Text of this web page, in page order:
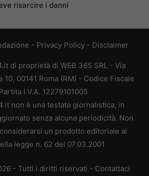
risarcire i danni
- Privacy Policy - Disclaimer
di proprietà di WEB 365 SRL - Via
10, 00141 Roma (RM) - Codice Fiscale
I.V.A. 12279101005
non è una testata giornalistica, in
senza alcuna periodicità. Non
un prodotto editoriale ai
legge n. 62 del 07.03.2001
- Tutti i diritti riservati - Contattaci